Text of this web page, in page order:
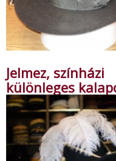
Jelmez, színházi
különleges